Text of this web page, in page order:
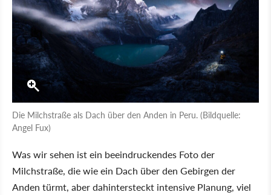
Die Milchstraße als Dach über den Anden in Peru. (Bildquelle:
Angel Fux)
Was wir sehen ist ein beeindruckendes Foto der
Milchstraße, die wie ein Dach über den Gebirgen der
Anden türmt, aber dahintersteckt intensive Planung, viel